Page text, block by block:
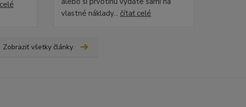
vlastné náklady... čítať celé
Zobraziť všetky články